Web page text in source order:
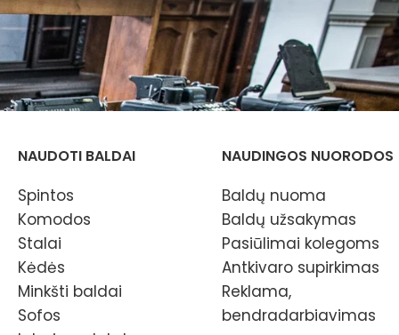
NAUDOTI BALDAI
Spintos
Komodos
Stalai
Kėdės
Minkšti baldai
Sofos
NAUDINGOS NUORODOS
Baldų nuoma
Baldų užsakymas
Pasiūlimai kolegoms
Antkivaro supirkimas
Reklama,
bendradarbiavimas